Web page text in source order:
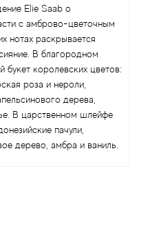
Elie Saab о
с амброво-цветочным
нотах раскрывается
В благородном
букет королевских цветов:
роза и нероли,
дерева,
В царственном шлейфе
пачули,
дерево, амбра и ваниль.